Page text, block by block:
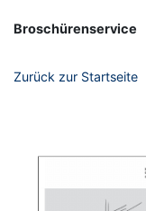
Broschürenservice
Zurück zur Startseite